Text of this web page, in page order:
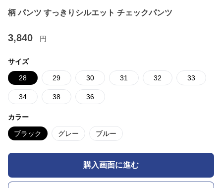
柄 パンツ すっきりシルエット チェックパンツ
3,840 円
サイズ
28 29 30 31 32 33
34 38 36
カラー
ブラック グレー ブルー
購入画面に進む